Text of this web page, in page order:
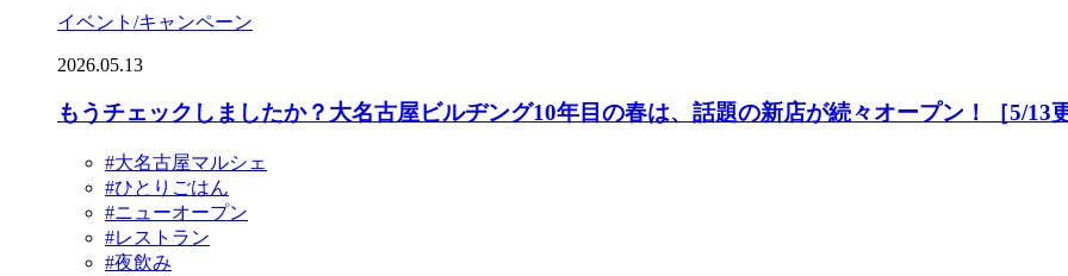
イベント/キャンペーン
2026.05.13
もうチェックしましたか？大名古屋ビルヂング10年目の春は、話題の新店が続々オープン！［5/13
#大名古屋マルシェ
#ひとりごはん
#ニューオープン
#レストラン
#夜飲み